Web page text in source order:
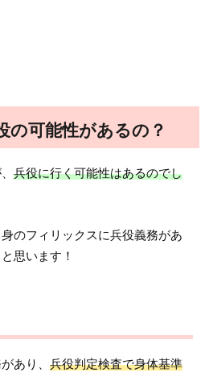
の可能性があるの？
兵役に行く可能性はあるのでし
のフィリックスに兵役義務があ
思います！
あり、兵役判定検査で身体基準